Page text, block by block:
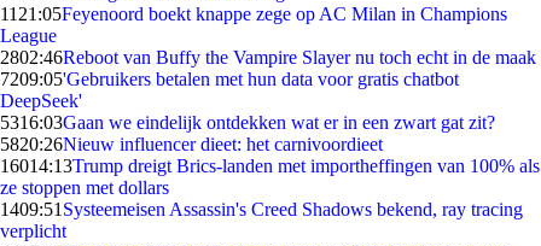
11 21:05Feyenoord boekt knappe zege op AC Milan in Champions
League
2802:46Reboot van Buffy the Vampire Slayer nu toch echt in de maak
7209:05'Gebruikers betalen met hun data voor gratis chatbot
DeepSeek'
5316:03Gaan we eindelijk ontdekken wat er in een zwart gat zit?
5820:26Nieuw influencer dieet: het carnivoordieet
16014:13Trump dreigt Brics-landen met importheffingen van 100% als
ze stoppen met dollars
1409:51 Systeemeisen Assassin's Creed Shadows bekend, ray tracing
verplicht